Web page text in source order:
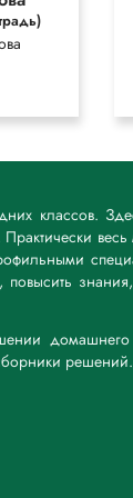
человека.
классов.
весь
решений.